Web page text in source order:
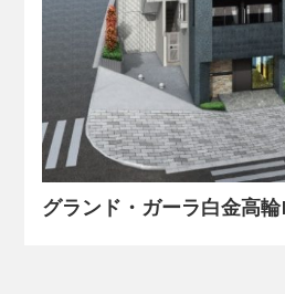
グランド・ガーラ白金高